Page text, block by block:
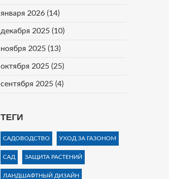
января 2026 (14)
декабря 2025 (10)
ноября 2025 (13)
октября 2025 (25)
сентября 2025 (4)
ТЕГИ
САДОВОДСТВО УХОД ЗА ГАЗОНОМ
САД ЗАЩИТА РАСТЕНИЙ
ЛАНДШАФТНЫЙ ДИЗАЙН